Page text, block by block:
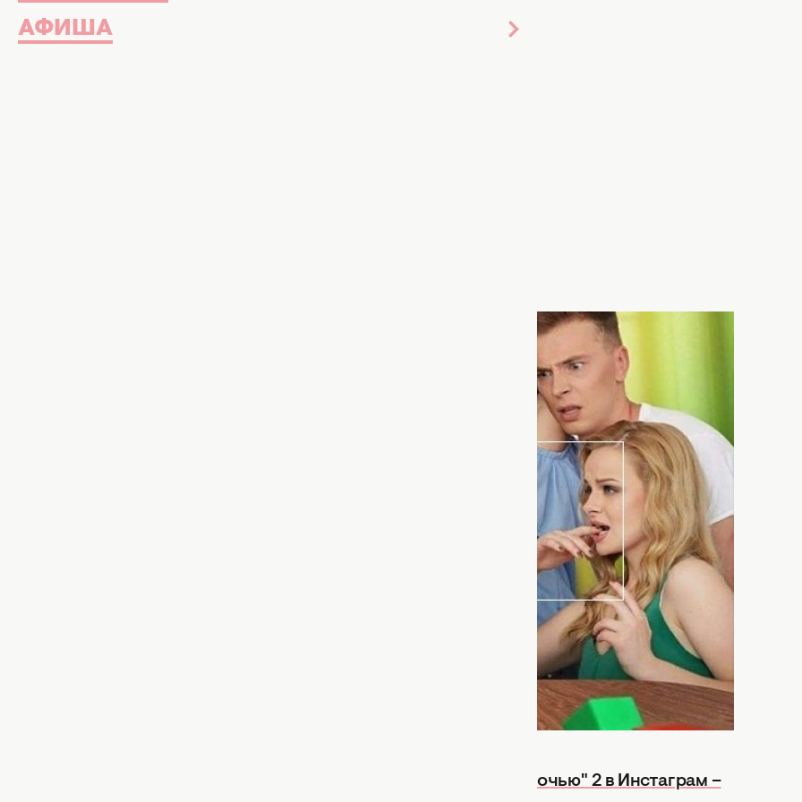
АФИША
«Киев днем и ночью» 2 сезон45 серия от
29.11.2016 в хорошем качестве на сайте hochu.ua. В последней 45 серии
сериала «Киев днем и ночью» 2 сезон продолжатся приключения
героев в столице Украины. Какие испытания будут ждать их в этот раз,
вы узнаете в новом выпуске «Киева днем и ночью» за 29.11.16 бесплатно
Сериал «Киев днем и ночью» 2 сезон (45 серия сегодня онлайн) расскажет о
пяти простых ребятах, которые переехали из разных уголков страны в
столицу, чтобы навсегда изменить свою жизнь. Богдана, которогопрозвали
, Карину, Оксану, Альбину и Сашу ждет
множество жизненных испытаний и ситуаций. Смогут ли они справится с
режиссер проекта Ксения Бугримова
рассказала о главной цели сериалити «Киев днем и ночью» 2 сезон.
Подпишись на героев любимого сериала "Киев днем и ночью" 2 в Инстаграм –